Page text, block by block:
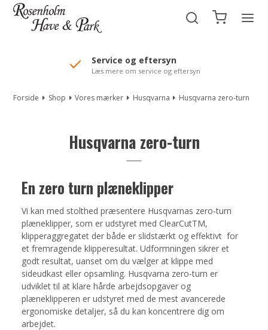
//Mailchimp autofill selected "Pakke"
Service og eftersyn
Læs mere om service og eftersyn
Forside Shop Vores mærker Husqvarna Husqvarna zero-turn
Husqvarna zero-turn
En zero turn plæneklipper
Vi kan med stolthed præsentere Husqvarnas zero-turn
plæneklipper, som er udstyret med ClearCutTM,
klipperaggregatet der både er slidstærkt og effektivt for
et fremragende klipperesultat. Udformningen sikrer et
godt resultat, uanset om du vælger at klippe med
sideudkast eller opsamling. Husqvarna zero-turn er
udviklet til at klare hårde arbejdsopgaver og
plæneklipperen er udstyret med de mest avancerede
ergonomiske detaljer, så du kan koncentrere dig om
arbejdet.